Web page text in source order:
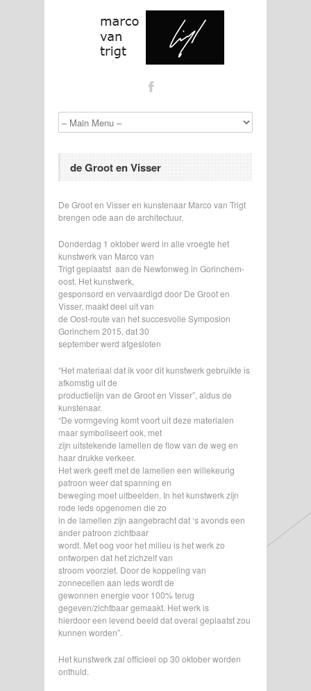
de Groot en Visser
De Groot en Visser en kunstenaar Marco van Trigt
brengen ode aan de architectuur.
Donderdag 1 oktober werd in alle vroegte het
kunstwerk van Marco van
Trigt geplaatst aan de Newtonweg in Gorinchem-
oost. Het kunstwerk,
gesponsord en vervaardigd door De Groot en
Visser, maakt deel uit van
de Oost-route van het succesvolle Symposion
Gorinchem 2015, dat 30
september werd afgesloten
“Het materiaal dat ik voor dit kunstwerk gebruikte is
afkomstig uit de
productielijn van de Groot en Visser”, aldus de
kunstenaar.
“De vormgeving komt voort uit deze materialen
maar symboliseert ook, met
zijn uitstekende lamellen de flow van de weg en
haar drukke verkeer.
Het werk geeft met de lamellen een willekeurig
patroon weer dat spanning en
beweging moet uitbeelden. In het kunstwerk zijn
rode leds opgenomen die zo
in de lamellen zijn aangebracht dat ‘s avonds een
ander patroon zichtbaar
wordt. Met oog voor het milieu is het werk zo
ontworpen dat het zichzelf van
stroom voorziet. Door de koppeling van
zonnecellen aan leds wordt de
gewonnen energie voor 100% terug
gegeven/zichtbaar gemaakt. Het werk is
hierdoor een levend beeld dat overal geplaatst zou
kunnen worden”.
Het kunstwerk zal officieel op 30 oktober worden
onthuld.